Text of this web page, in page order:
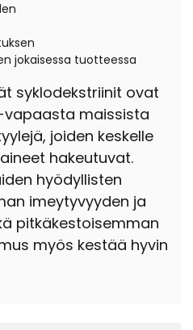
jokaisessa tuotteessa
syklodekstriinit ovat
maissista
joiden keskelle
hakeutuvat.
hyödyllisten
imeytyvyyden ja
pitkäkestoisemman
myös kestää hyvin